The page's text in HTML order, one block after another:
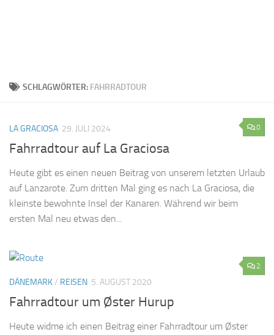
SCHLAGWÖRTER: FAHRRADTOUR
0
LA GRACIOSA 29. JULI 2024
Fahrradtour auf La Graciosa
Heute gibt es einen neuen Beitrag von unserem letzten Urlaub
auf Lanzarote. Zum dritten Mal ging es nach La Graciosa, die
kleinste bewohnte Insel der Kanaren. Während wir beim
ersten Mal neu etwas den...
2
DÄNEMARK/ REISEN 5. AUGUST 2020
Fahrradtour um Øster Hurup
Heute widme ich einen Beitrag einer Fahrradtour um Øster